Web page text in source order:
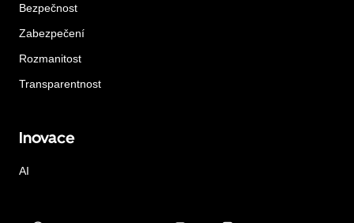
Bezpečnost
Zabezpečení
Rozmanitost
Transparentnost
Inovace
AI